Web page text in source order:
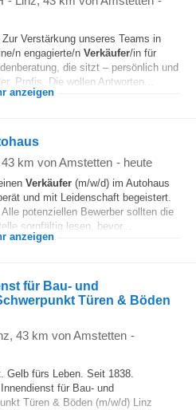
Verstärkung unseres Teams in
n engagierte/n Verkäufer/in für
die sitzt – persönlich und
Profis. Die wollen Antworten...
anzeigen
43 km von Amstetten - heute
Verkäufer (m/w/d) im Autohaus
und mit Leidenschaft begeistert.
potenziellen Bewerber sollten die
sorgfältig lesen, bevor...
anzeigen
für Bau- und
Türen & Böden
, 43 km von Amstetten -
Gelb fürs Leben. Seit 1838.
für Bau- und
Türen & Böden (m/w/d) Linz